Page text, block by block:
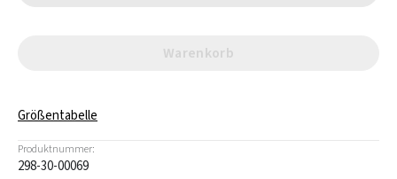
Warenkorb
Größentabelle
Produktnummer:
298-30-00069